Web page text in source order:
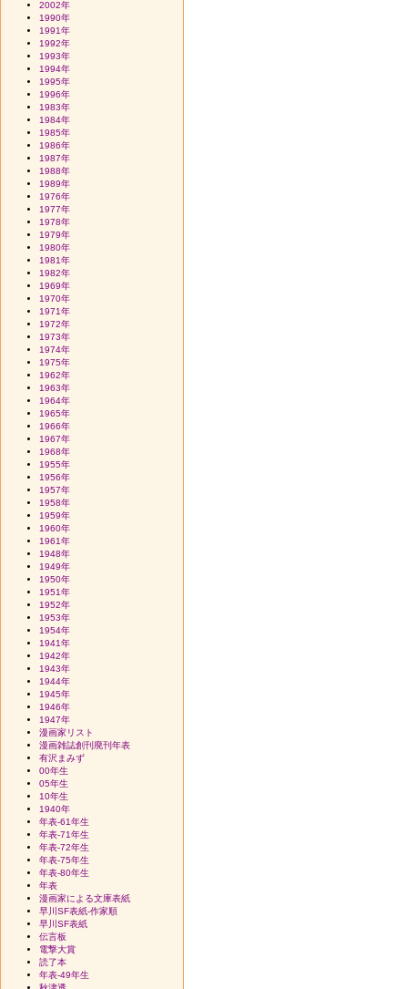
2002年
1990年
1991年
1992年
1993年
1994年
1995年
1996年
1983年
1984年
1985年
1986年
1987年
1988年
1989年
1976年
1977年
1978年
1979年
1980年
1981年
1982年
1969年
1970年
1971年
1972年
1973年
1974年
1975年
1962年
1963年
1964年
1965年
1966年
1967年
1968年
1955年
1956年
1957年
1958年
1959年
1960年
1961年
1948年
1949年
1950年
1951年
1952年
1953年
1954年
1941年
1942年
1943年
1944年
1945年
1946年
1947年
漫画家リスト
漫画雑誌創刊廃刊年表
有沢まみず
00年生
05年生
10年生
1940年
年表-61年生
年表-71年生
年表-72年生
年表-75年生
年表-80年生
年表
漫画家による文庫表紙
早川SF表紙-作家順
早川SF表紙
伝言板
電撃大賞
読了本
年表-49年生